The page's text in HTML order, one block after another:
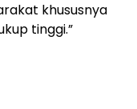
khususnya
tinggi.”